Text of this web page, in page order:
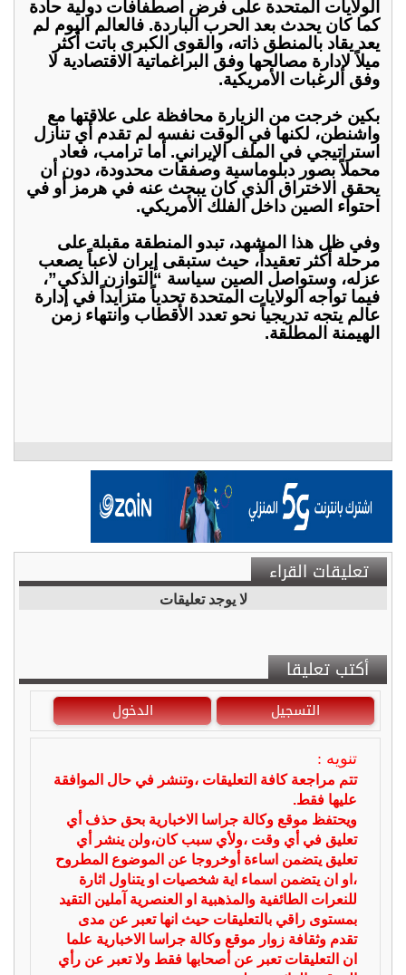
الولايات المتحدة على فرض اصطفافات دولية حادة
كما كان يحدث بعد الحرب الباردة. فالعالم اليوم لم
يعد يقاد بالمنطق ذاته، والقوى الكبرى باتت أكثر
ميلاً لإدارة مصالحها وفق البراغماتية الاقتصادية لا
وفق الرغبات الأمريكية.
بكين خرجت من الزيارة محافظة على علاقتها مع
واشنطن، لكنها في الوقت نفسه لم تقدم أي تنازل
استراتيجي في الملف الإيراني. أما ترامب، فعاد
محملاً بصور دبلوماسية وصفقات محدودة، دون أن
يحقق الاختراق الذي كان يبحث عنه في هرمز أو في
احتواء الصين داخل الفلك الأمريكي.
وفي ظل هذا المشهد، تبدو المنطقة مقبلة على
مرحلة أكثر تعقيداً، حيث ستبقى إيران لاعباً يصعب
عزله، وستواصل الصين سياسة “التوازن الذكي”،
فيما تواجه الولايات المتحدة تحدياً متزايداً في إدارة
عالم يتجه تدريجياً نحو تعدد الأقطاب وانتهاء زمن
الهيمنة المطلقة.
تعليقات القراء
لا يوجد تعليقات
أكتب تعليقا
التسجيل الدخول
تنويه :
تتم مراجعة كافة التعليقات ،وتنشر في حال الموافقة
عليها فقط.
ويحتفظ موقع وكالة جراسا الاخبارية بحق حذف أي
تعليق في أي وقت ،ولأي سبب كان،ولن ينشر أي
تعليق يتضمن اساءة أوخروجا عن الموضوع المطروح
،او ان يتضمن اسماء اية شخصيات او يتناول اثارة
للنعرات الطائفية والمذهبية او العنصرية آملين التقيد
بمستوى راقي بالتعليقات حيث انها تعبر عن مدى
تقدم وثقافة زوار موقع وكالة جراسا الاخبارية علما
ان التعليقات تعبر عن أصحابها فقط ولا تعبر عن رأي